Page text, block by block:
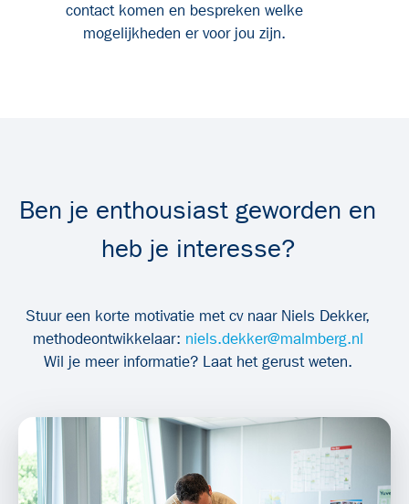
contact komen en bespreken welke
mogelijkheden er voor jou zijn.
Ben je enthousiast geworden en
heb je interesse?
Stuur een korte motivatie met cv naar Niels Dekker,
methodeontwikkelaar: niels.dekker@malmberg.nl
Wil je meer informatie? Laat het gerust weten.